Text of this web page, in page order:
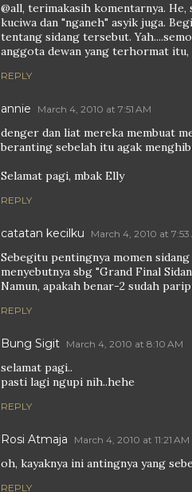
@all, terimakasih komentarnya. He,
kuciwa dan "nganeh" asyik juga.
tentang sidang tersebut.
anggota dewan yang terhormat itu,
REPLY
annie March 4, 2010 at 7:51 AM
denger dan liat mereka membuat
beranting sebelah itu agak
Selamat pagi, mbak Elly
REPLY
catatan kecilku March 4, 2010 at 7:53
Sebegitu pentingnya momen
menyebutnya sbg "Grand Final
Namun, apakah benar-2 sudah
REPLY
Bung Sigit March 4, 2010 at 8:10 AM
selamat pagi..
pasti lagi ngupi nih..hehe
REPLY
Rosi Atmaja March 4, 2010 at 11:21 AM
oh, kayaknya ini antingnya yang
REPLY